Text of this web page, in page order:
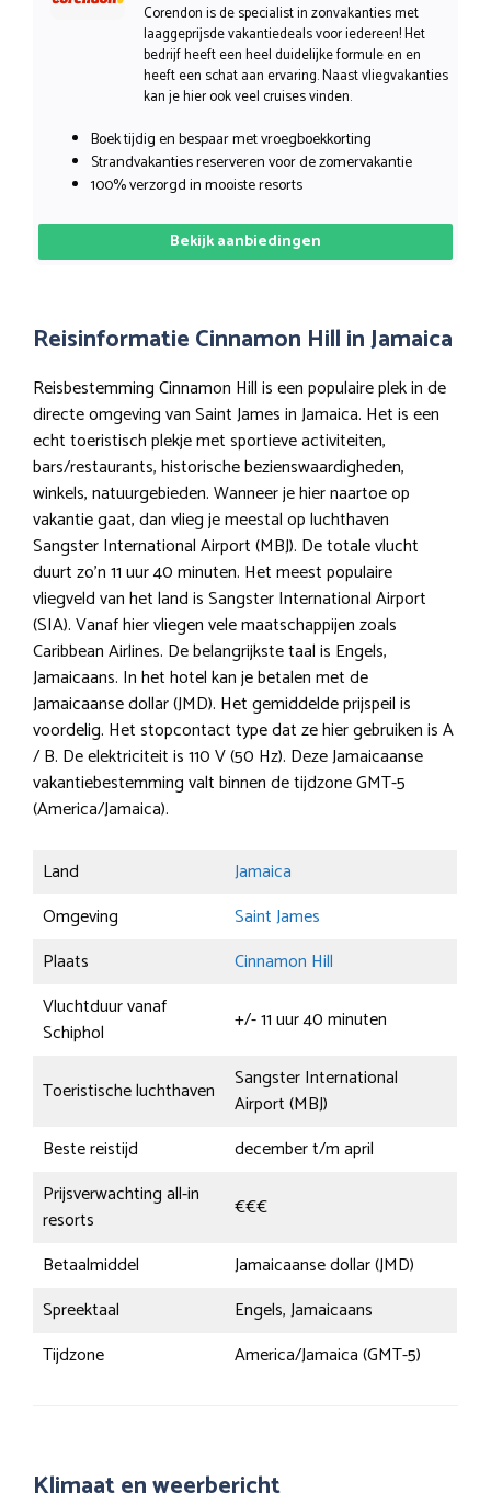
Corendon is de specialist in zonvakanties met
laaggeprijsde vakantiedeals voor iedereen! Het
bedrijf heeft een heel duidelijke formule en en
heeft een schat aan ervaring. Naast vliegvakanties
kan je hier ook veel cruises vinden.
Boek tijdig en bespaar met vroegboekkorting
Strandvakanties reserveren voor de zomervakantie
100% verzorgd in mooiste resorts
Bekijk aanbiedingen
Reisinformatie Cinnamon Hill in Jamaica
Reisbestemming Cinnamon Hill is een populaire plek in de
directe omgeving van Saint James in Jamaica. Het is een
echt toeristisch plekje met sportieve activiteiten,
bars/restaurants, historische bezienswaardigheden,
winkels, natuurgebieden. Wanneer je hier naartoe op
vakantie gaat, dan vlieg je meestal op luchthaven
Sangster International Airport (MBJ). De totale vlucht
duurt zo’n 11 uur 40 minuten. Het meest populaire
vliegveld van het land is Sangster International Airport
(SIA). Vanaf hier vliegen vele maatschappijen zoals
Caribbean Airlines. De belangrijkste taal is Engels,
Jamaicaans. In het hotel kan je betalen met de
Jamaicaanse dollar (JMD). Het gemiddelde prijspeil is
voordelig. Het stopcontact type dat ze hier gebruiken is A
/ B. De elektriciteit is 110 V (50 Hz). Deze Jamaicaanse
vakantiebestemming valt binnen de tijdzone GMT-5
(America/Jamaica).
Land
Jamaica
Omgeving
Saint James
Plaats
Cinnamon Hill
Vluchtduur vanaf
Schiphol
+/- 11 uur 40 minuten
Toeristische luchthaven
Sangster International
Airport (MBJ)
Beste reistijd
december t/m april
Prijsverwachting all-in
resorts
€€€
Betaalmiddel
Jamaicaanse dollar (JMD)
Spreektaal
Engels, Jamaicaans
Tijdzone
America/Jamaica (GMT-5)